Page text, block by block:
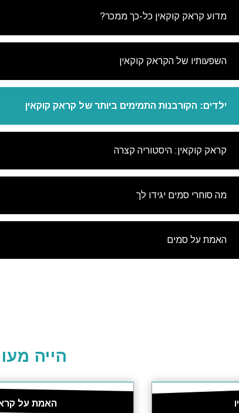
מדוע קראק קוקאין כל-כך ממכר?
השפעותיו של הקראק קוקאין
ילדים: הקורבנות התמימים ביותר של קראק קוקאין
קראק קוקאין: היסטוריה קצרה
מה סוחרי סמים יגידו לך
האמת על סמים
הייה
האמת על
חדשות האמת על סמים
בתיבת הדואר הנכנס שלך.